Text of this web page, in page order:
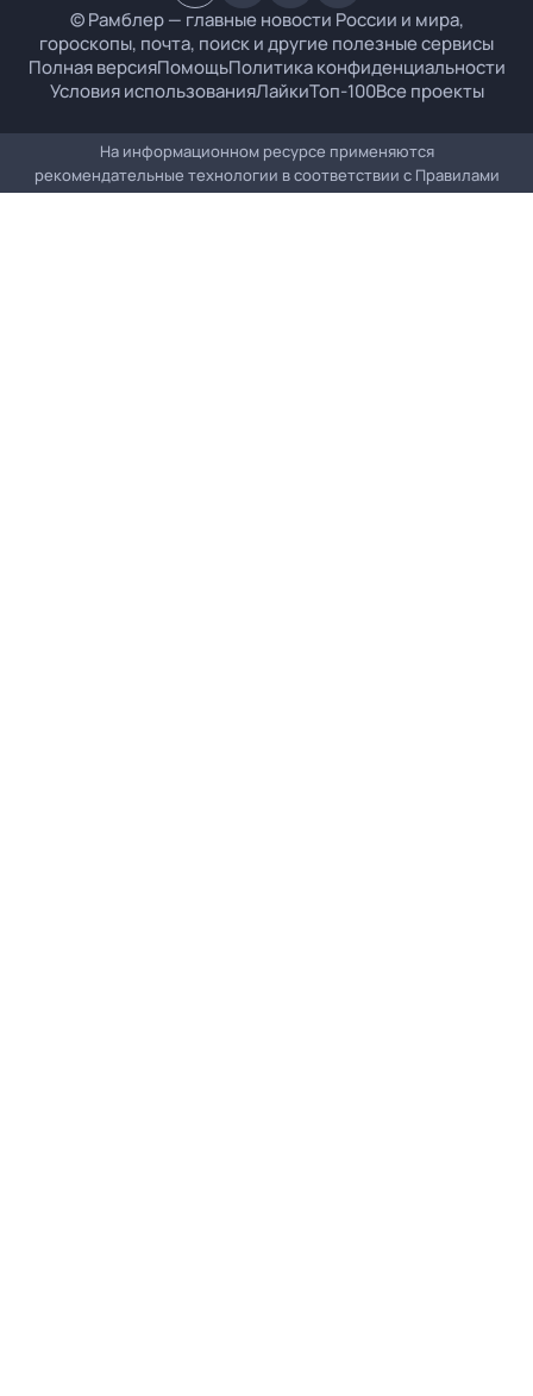
© Рамблер — главные новости России и мира,
гороскопы, почта, поиск и другие полезные сервисы
Полная версияПомощьПолитика конфиденциальности
Условия использованияЛайкиТоп-100Все проекты
На информационном ресурсе применяются
рекомендательные технологии в соответствии с Правилами